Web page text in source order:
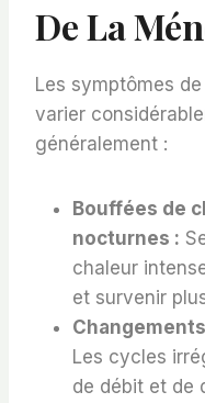
De La
Les symptômes
varier
généralement :
Bouffées de
nocturnes :
chaleur
et survenir
Les cycles
de débit et de